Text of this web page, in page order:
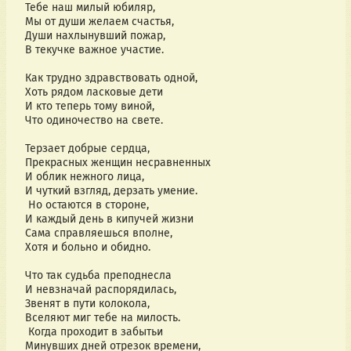
Тебе наш милый юбиляр,
Мы от души желаем счастья,
Души нахлынувший пожар,
В текучке важное участие.
Как трудно здравствовать одной,
Хоть рядом ласковые дети
И кто теперь тому виной,
Что одиночество на свете.
Терзает добрые сердца,
Прекрасных женщин несравненных
И облик нежного лица,
И чуткий взгляд, дерзать умение.
Но остаются в стороне,
И каждый день в кипучей жизни
Сама справляешься вполне,
Хотя и больно и обидно.
Что так судьба преподнесла
И невзначай распорядилась,
Звенят в пути колокола,
Вселяют миг тебе на милость.
Когда проходит в забытьи
Минувших дней отрезок времени,